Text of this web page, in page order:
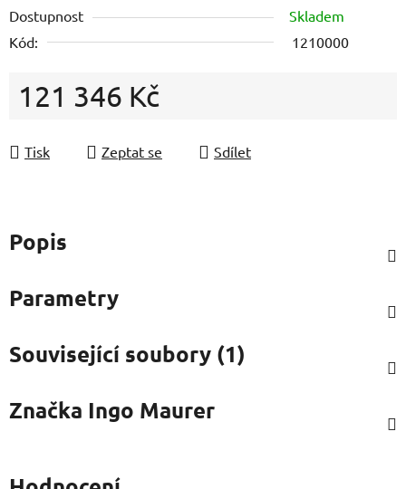
Dostupnost
Skladem
Kód:
1210000
121 346 Kč
Tisk
Zeptat se Sdílet
Popis
Parametry
Související soubory (1)
Značka Ingo Maurer